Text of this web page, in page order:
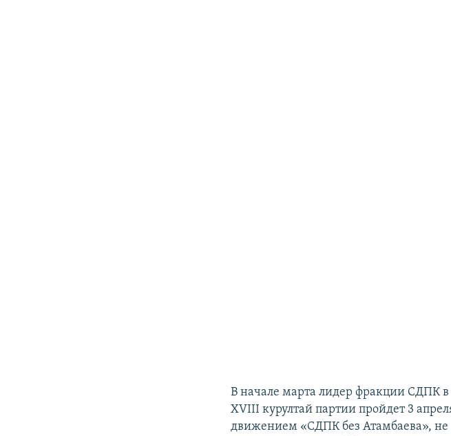
В начале марта лидер фракции СДПК
XVIII курултай партии пройдет 3
движением «СДПК без Атамбаева», не